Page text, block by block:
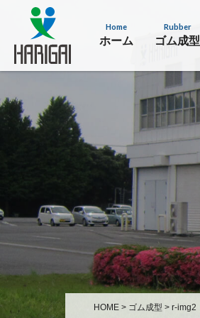
Home
ホーム
Rubber
ゴム成型
HOME > ゴム成型 > r-img2